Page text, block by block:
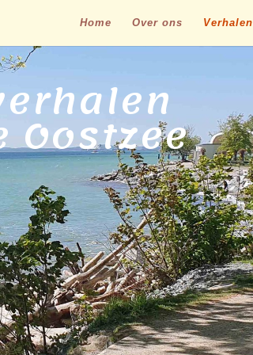
Home Over ons Verhalen
Oostzee